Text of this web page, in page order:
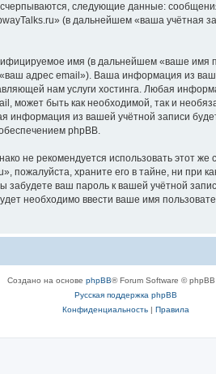
следующие данные:
(в дальнейшем «ваша учётная
имя (в дальнейшем «ваше имя
адрес email»). Ваша информация из
нам услуги хостинга. Любая
может быть как необходимой, так и
информация из вашей учётной записи
phpBB.
не рекомендуется использовать этот же
пожалуйста, храните его в тайне, ни при
забудете ваш пароль к вашей учётной
необходимо ввести ваше имя
Создано на основе phpBB® Forum Software © phpBB
Русская поддержка phpBB
Конфиденциальность| Правила